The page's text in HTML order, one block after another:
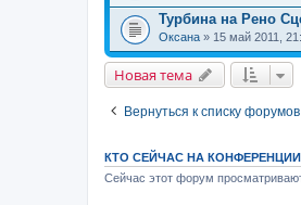
Турбина на Рено
Оксана » 15 май 2011,
Новая тема
Вернуться к списку форумов
КТО СЕЙЧАС НА КОНФЕРЕНЦИИ
Сейчас этот форум